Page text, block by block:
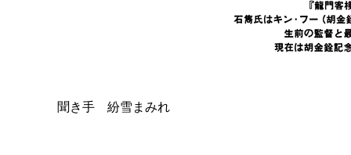
聞き手 紛雪まみれ